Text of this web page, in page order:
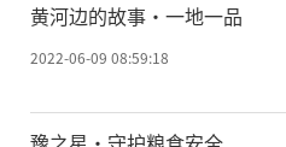
黄河边的故事·一地一品
2022-06-09 08:59:18